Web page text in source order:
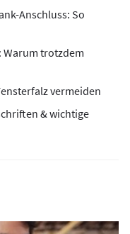
Anschluss: So
Warum trotzdem
vermeiden
& wichtige